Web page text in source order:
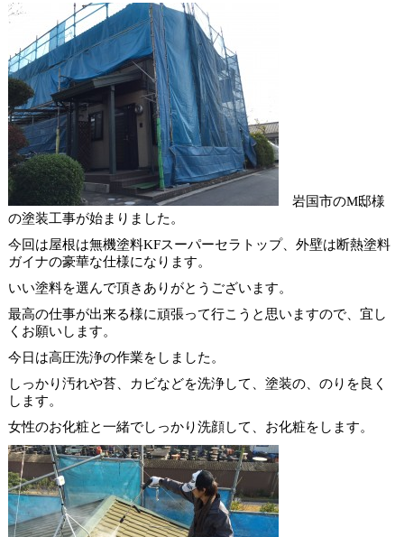
岩国市のM邸様
の塗装工事が始まりました。
今回は屋根は無機塗料KFスーパーセラトップ、外壁は断熱塗料
ガイナの豪華な仕様になります。
いい塗料を選んで頂きありがとうございます。
最高の仕事が出来る様に頑張って行こうと思いますので、宜し
くお願いします。
今日は高圧洗浄の作業をしました。
しっかり汚れや苔、カビなどを洗浄して、塗装の、のりを良く
します。
女性のお化粧と一緒でしっかり洗顔して、お化粧をします。